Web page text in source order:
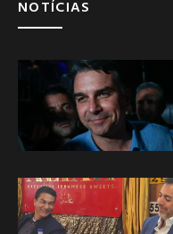
NOTÍCIAS